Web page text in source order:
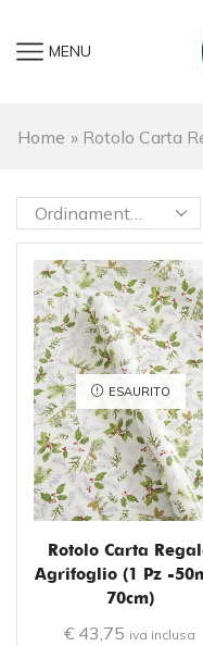
MENU
Home » Rotolo Carta
ESAURITO
Rotolo Carta
Agrifoglio (1 Pz -
70cm)
€ 43,75 iva inclusa